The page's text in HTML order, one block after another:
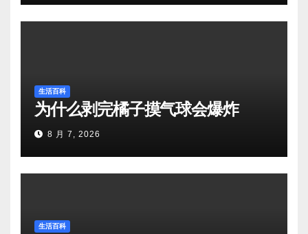
生活百科
为什么剥完橘子摸气球会爆炸
8 月 7, 2026
生活百科